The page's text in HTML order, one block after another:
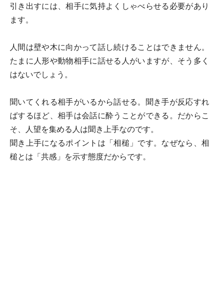
引き出すには、相手に気持よくしゃべらせる必要があり
ます。
人間は壁や木に向かって話し続けることはできません。
たまに人形や動物相手に話せる人がいますが、そう多く
はないでしょう。
聞いてくれる相手がいるから話せる。聞き手が反応すれ
ばするほど、相手は会話に酔うことができる。だからこ
そ、人望を集める人は聞き上手なのです。
聞き上手になるポイントは「相槌」です。なぜなら、相
槌とは「共感」を示す態度だからです。